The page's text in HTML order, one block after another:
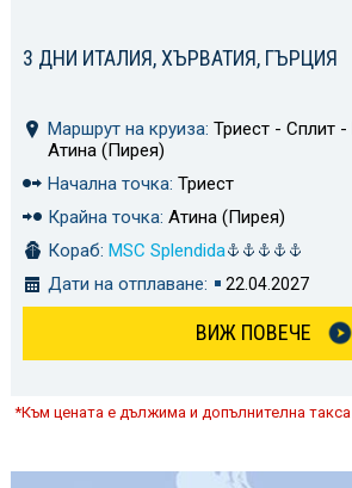
3 ДНИ ИТАЛИЯ, ХЪРВАТИЯ, ГЪРЦИЯ
Маршрут на круиза: Триест - Сплит
Атина (Пирея)
Начална точка: Триест
Крайна точка: Атина (Пирея)
Кораб: MSC Splendida
Дати на отплаване:
22.04.2027
ВИЖ ПОВЕЧЕ
*Към цената е дължима и допълнителна